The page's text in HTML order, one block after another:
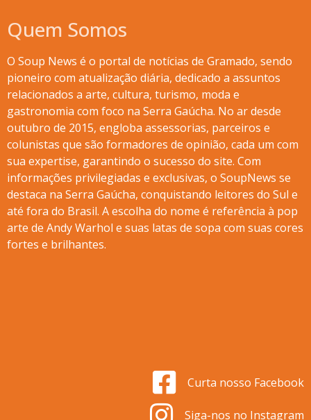
Quem Somos
O Soup News é o portal de notícias de Gramado, sendo
pioneiro com atualização diária, dedicado a assuntos
relacionados a arte, cultura, turismo, moda e
gastronomia com foco na Serra Gaúcha. No ar desde
outubro de 2015, engloba assessorias, parceiros e
colunistas que são formadores de opinião, cada um com
sua expertise, garantindo o sucesso do site. Com
informações privilegiadas e exclusivas, o SoupNews se
destaca na Serra Gaúcha, conquistando leitores do Sul e
até fora do Brasil. A escolha do nome é referência à pop
arte de Andy Warhol e suas latas de sopa com suas cores
fortes e brilhantes.
Curta nosso Facebook
Siga-nos no Instagram